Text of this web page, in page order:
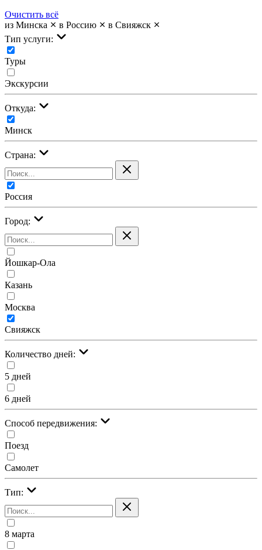
Очистить всё
из Минска
в Россию
в Свияжск
Тип услуги:
Туры
Экскурсии
Откуда:
Минск
Страна:
Россия
Город:
Йошкар-Ола
Казань
Москва
Свияжск
Количество дней:
5 дней
6 дней
Cпособ передвижения:
Поезд
Самолет
Тип:
8 марта